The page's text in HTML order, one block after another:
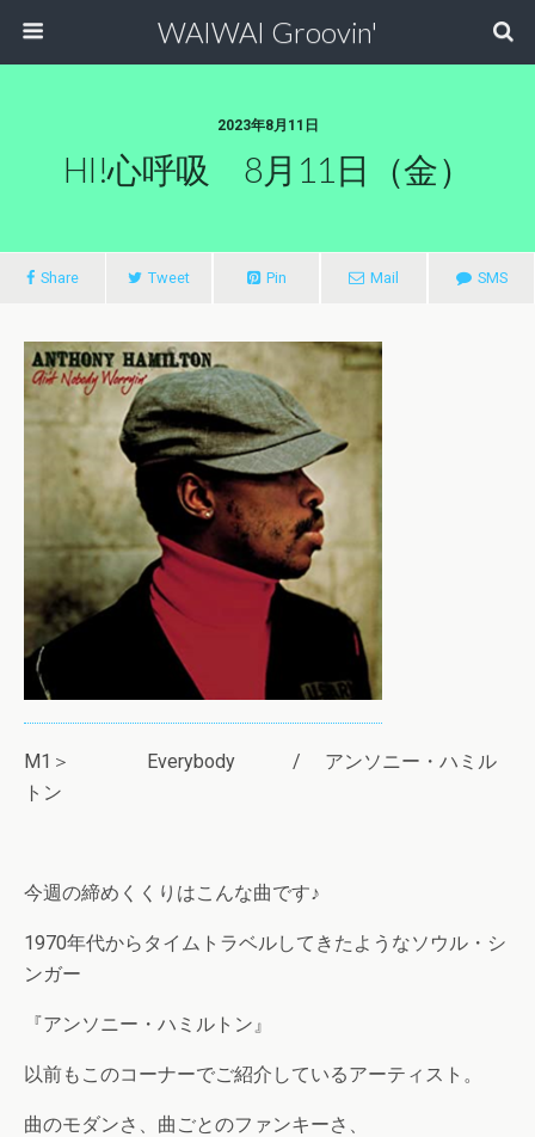
WAIWAI Groovin'
2023年8月11日
HI!心呼吸 8月11日（金）
Share Tweet Pin Mail SMS
M1＞ Everybody / アンソニー・ハミル
トン
今週の締めくくりはこんな曲です♪
1970年代からタイムトラベルしてきたようなソウル・シ
ンガー
『アンソニー・ハミルトン』
以前もこのコーナーでご紹介しているアーティスト。
曲のモダンさ、曲ごとのファンキーさ、